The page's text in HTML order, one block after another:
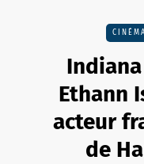
CINÉMA
Ethann
acteur
de